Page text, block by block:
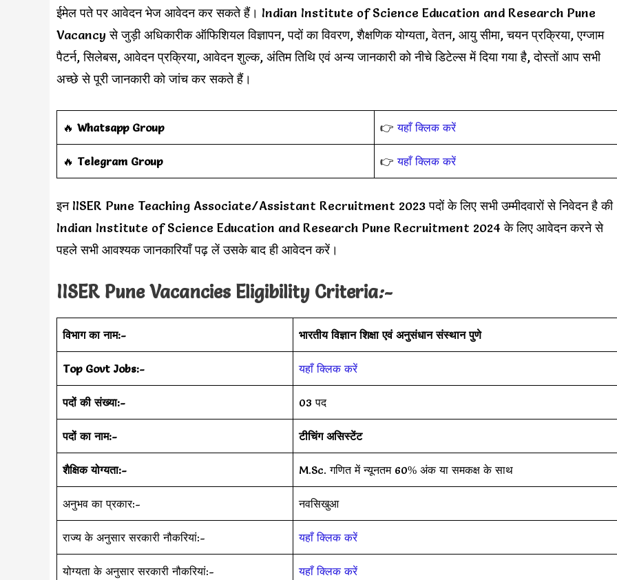
ईमेल पते पर आवेदन भेज आवेदन कर सकते हैं। Indian Institute of Science Education and Research Pune
Vacancy से जुड़ी अधिकारीक ऑफिशियल विज्ञापन, पदों का विवरण, शैक्षणिक योग्यता, वेतन, आयु सीमा, चयन प्रक्रिया, एग्जाम
पैटर्न, सिलेबस, आवेदन प्रक्रिया, आवेदन शुल्क, अंतिम तिथि एवं अन्य जानकारी को नीचे डिटेल्स में दिया गया है, दोस्तों आप सभी
अच्छे से पूरी जानकारी को जांच कर सकते हैं।
‎️‍🔥 Whatsapp Group 👉यहाँ क्लिक करें
‎️‍🔥 Telegram Group 👉यहाँ क्लिक करें
इन IISER Pune Teaching Associate/Assistant Recruitment 2023 पदों के लिए सभी उम्मीदवारों से निवेदन है की
Indian Institute of Science Education and Research Pune Recruitment 2024 के लिए आवेदन करने से
पहले सभी आवश्यक जानकारियाँ पढ़ लें उसके बाद ही आवेदन करें।
IISER Pune Vacancies Eligibility Criteria:-
विभाग का नाम:- भारतीय विज्ञान शिक्षा एवं अनुसंधान संस्थान पुणे
Top Govt Jobs:- यहाँ क्लिक करें
पदों की संख्या:- 03 पद
पदों का नाम:- टीचिंग असिस्टेंट
शैक्षिक योग्यता:- M.Sc. गणित में न्यूनतम 60% अंक या समकक्ष के साथ
अनुभव का प्रकार:- नवसिखुआ
राज्य के अनुसार सरकारी नौकरियां:- यहाँ क्लिक करें
योग्यता के अनुसार सरकारी नौकरियां:- यहाँ क्लिक करें